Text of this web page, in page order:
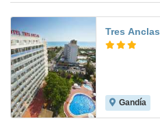
Tres Anclas
Gandía